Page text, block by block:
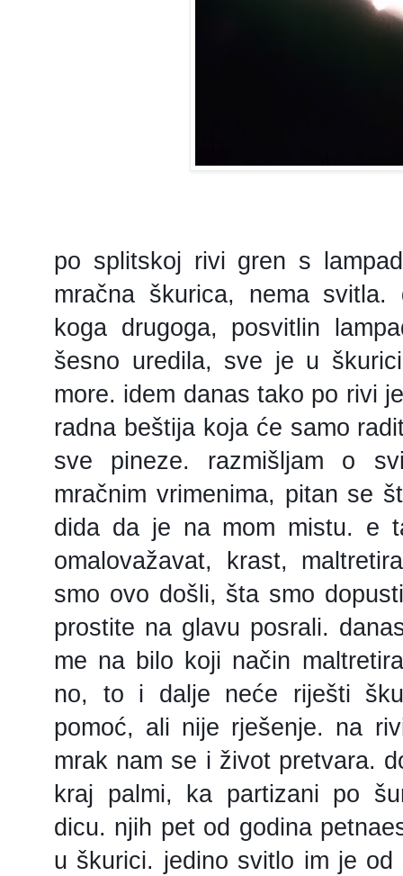
po splitskoj rivi gren s
mračna škurica, nema
koga drugoga, posvitlin
šesno uredila, sve je u
more. idem danas tako po rivi
radna beštija koja će samo
sve pineze. razmišljam o
mračnim vrimenima, pitan se
dida da je na mom mistu. e
omalovažavat, krast,
smo ovo došli, šta smo
prostite na glavu posrali.
me na bilo koji način
no, to i dalje neće riješti
pomoć, ali nije rješenje. na
mrak nam se i život pretvara.
kraj palmi, ka partizani po
dicu. njih pet od godina
u škurici. jedino svitlo im je